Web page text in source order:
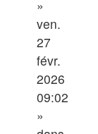
»
ven.
27
févr.
2026
09:02
»